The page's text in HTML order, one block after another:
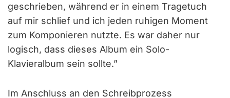
geschrieben, während er in einem Tragetuch
auf mir schlief und ich jeden ruhigen Moment
zum Komponieren nutzte. Es war daher nur
logisch, dass dieses Album ein Solo-
Klavieralbum sein sollte.”
Im Anschluss an den Schreibprozess